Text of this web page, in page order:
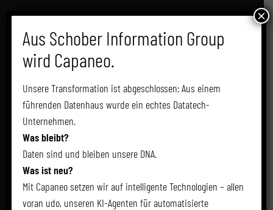
KONTAKT
Du hast ein Anliegen?
freuen uns auf Deine
Anfrage.
Aus Schober Information Group
wird Capaneo.
Unsere Transformation ist abgeschlossen: Aus einem
führenden Datenhaus wurde ein echtes Datatech-
Unternehmen.
Was bleibt?
Daten sind und bleiben unsere DNA.
Was ist neu?
Mit Capaneo setzen wir auf intelligente Technologien – allen
voran udo, unseren KI-Agenten für automatisierte
×